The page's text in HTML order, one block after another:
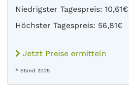
Niedrigster Tagespreis: 10,61€
Höchster Tagespreis: 56,81€
Jetzt Preise ermitteln
* Stand 2025